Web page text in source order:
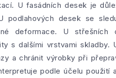
U fasádních desek je
podlahových desek se
deformace. U
s dalšími vrstvami skladby.
a chránit výrobky při
podle účelu použití